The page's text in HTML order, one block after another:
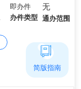
即办件
办件类型
无
通办范围
简版指南